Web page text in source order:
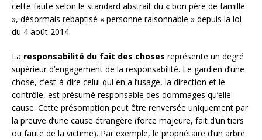
cette faute selon le standard abstrait du « bon père de famille
», désormais rebaptisé « personne raisonnable » depuis la loi
du 4 août 2014.
La responsabilité du fait des choses représente un degré
supérieur d’engagement de la responsabilité. Le gardien d’une
chose, c’est-à-dire celui qui en a l’usage, la direction et le
contrôle, est présumé responsable des dommages qu’elle
cause. Cette présomption peut être renversée uniquement par
la preuve d’une cause étrangère (force majeure, fait d’un tiers
ou faute de la victime). Par exemple, le propriétaire d’un arbre